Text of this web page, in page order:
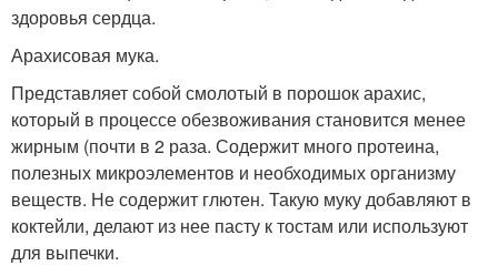
здоровья сердца.
Арахисовая мука.
Представляет собой смолотый в порошок арахис,
который в процессе обезвоживания становится менее
жирным (почти в 2 раза. Содержит много протеина,
полезных микроэлементов и необходимых организму
веществ. Не содержит глютен. Такую муку добавляют в
коктейли, делают из нее пасту к тостам или используют
для выпечки.